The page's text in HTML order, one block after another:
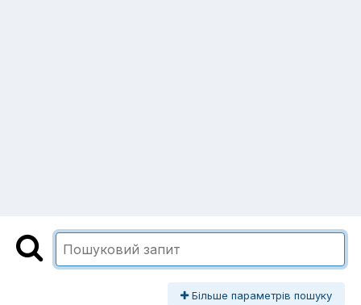
Більше параметрів пошуку